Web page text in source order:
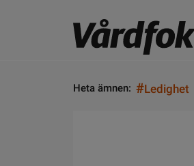
Heta ämnen: #Ledighet